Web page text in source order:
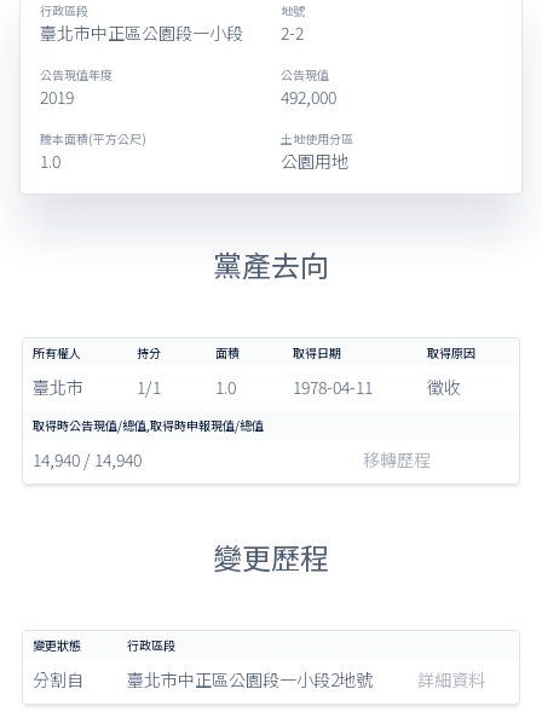
行政區段
臺北市中正區公園段一小段
地號
2-2
公告現值年度
2019
公告現值
492,000
謄本面積(平方公尺)
1.0
土地使用分區
公園用地
黨產去向
臺北市 1/1 1.0 1978-04-11 徵收
14,940 / 14,940 移轉歷程
變更歷程
分割自 臺北市中正區公園段一小段2地號 詳細資料